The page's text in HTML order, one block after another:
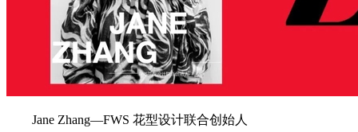
Jane Zhang—FWS 花型设计联合创始人